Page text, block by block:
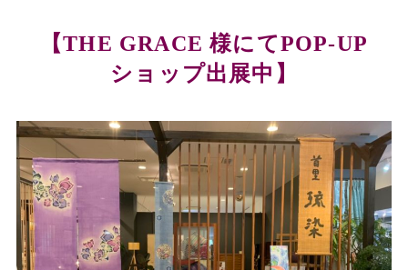
【THE GRACE 様にてPOP-UP
ショップ出展中】